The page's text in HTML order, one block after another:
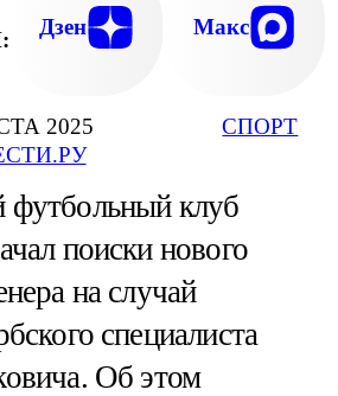
2025
СПОРТ
Дзен Макс
футбольный клуб
поиски нового
на случай
специалиста
Об этом